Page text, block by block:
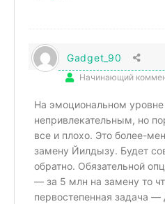
Gadget_90
Начинающий
На эмоциональном
непривлекательным, но
все и плохо. Это более-
замену Йилдызу. Будет
обратно. Обязательной
— за 5 млн на замену то
первостепенная задача —